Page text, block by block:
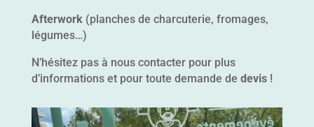
Afterwork(planches de charcuterie, fromages,
légumes…)
N’hésitez pas à nous contacter pour plus
d’informations et pour toute demande de devis!